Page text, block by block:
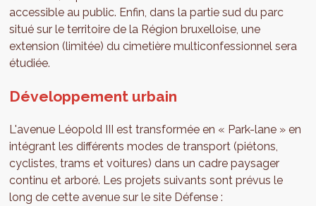
accessible au public. Enfin, dans la partie sud du parc
situé sur le territoire de la Région bruxelloise, une
extension (limitée) du cimetière multiconfessionnel sera
étudiée.
Développement urbain
L'avenue Léopold III est transformée en « Park-lane » en
intégrant les différents modes de transport (piétons,
cyclistes, trams et voitures) dans un cadre paysager
continu et arboré. Les projets suivants sont prévus le
long de cette avenue sur le site Défense :